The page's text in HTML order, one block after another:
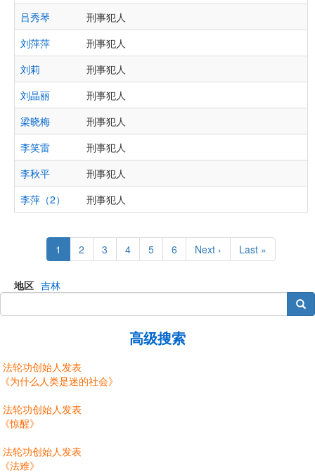
吕秀琴
刑事犯人
刘萍萍
刑事犯人
刘莉
刑事犯人
刘晶丽
刑事犯人
梁晓梅
刑事犯人
李笑雷
刑事犯人
李秋平
刑事犯人
李萍（2）
刑事犯人
Pagination
Current
page
1 Page
2 Page
3 Page
4 Page
5 Page
6
Next
page
Next ›
Last
page
Last »
地区 吉林
搜索
高级搜索
法轮功创始人发表
《为什么人类是迷的社会》
法轮功创始人发表
《惊醒》
法轮功创始人发表
《法难》